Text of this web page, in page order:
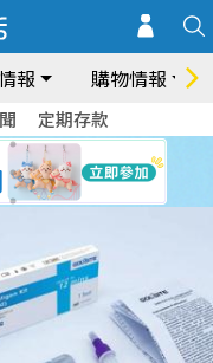
報 購物情報
定期存款